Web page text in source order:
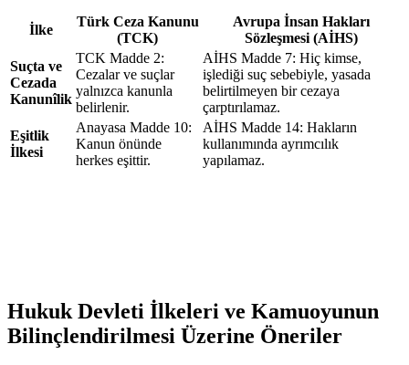
İlke
Türk‌ Ceza Kanunu
(TCK)
Avrupa İnsan Hakları
⁣Sözleşmesi (AİHS)
Suçta ve
Cezada
Kanunîlik
TCK Madde 2:
Cezalar ve suçlar
yalnızca kanunla
belirlenir.
AİHS⁢ Madde 7: Hiç kimse,
‌işlediği suç sebebiyle, yasada
belirtilmeyen bir cezaya​
çarptırılamaz.
Eşitlik
İlkesi
Anayasa ⁣Madde 10:
Kanun önünde
herkes⁢ eşittir.
AİHS ‌Madde⁣ 14: Hakların‍
kullanımında‌ ayrımcılık
yapılamaz.
Hukuk Devleti İlkeleri ve Kamuoyunun
Bilinçlendirilmesi Üzerine Öneriler